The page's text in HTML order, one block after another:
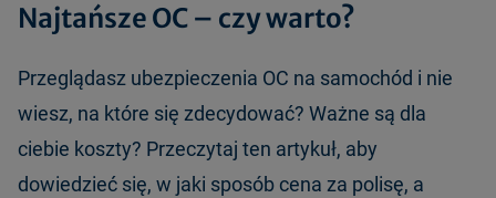
Najtańsze OC – czy warto?
Przeglądasz ubezpieczenia OC na samochód i nie
wiesz, na które się zdecydować? Ważne są dla
ciebie koszty? Przeczytaj ten artykuł, aby
dowiedzieć się, w jaki sposób cena za polisę, a